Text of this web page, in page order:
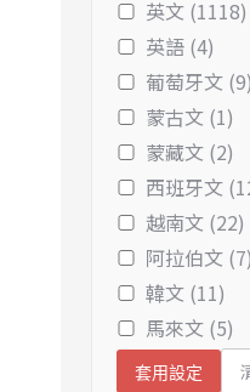
英文 (1118)
英語 (4)
葡萄牙文 (9)
蒙古文 (1)
蒙藏文 (2)
西班牙文
越南文 (22)
阿拉伯文 (7)
韓文 (11)
馬來文 (5)
套用設定